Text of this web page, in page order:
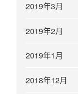
2019年3月
2019年2月
2019年1月
2018年12月